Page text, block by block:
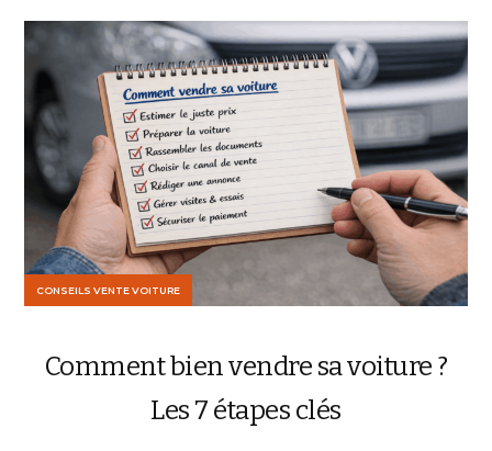
CONSEILS VENTE VOITURE
Comment bien vendre sa voiture ?
Les 7 étapes clés